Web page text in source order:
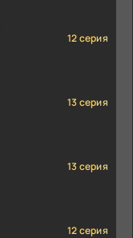
12 серия
13 серия
13 серия
12 серия